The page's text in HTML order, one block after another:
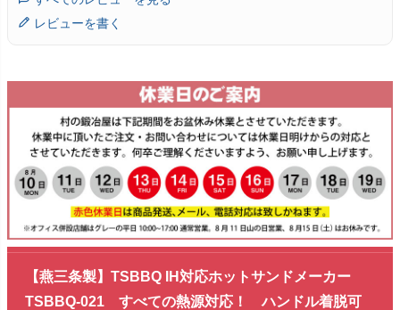
レビューを書く
【燕三条製】TSBBQ IH対応ホットサンドメーカー
TSBBQ-021 すべての熱源対応！ ハンドル着脱可